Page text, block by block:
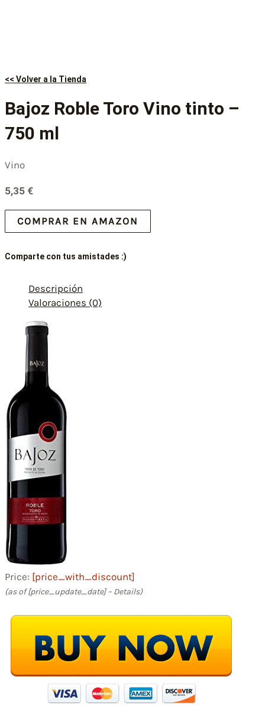
<< Volver a la Tienda
Bajoz Roble Toro Vino tinto –
750 ml
Vino
5,35 €
COMPRAR EN AMAZON
Comparte con tus amistades :)
Descripción
Valoraciones (0)
Price: [price_with_discount]
(as of [price_update_date] – Details)